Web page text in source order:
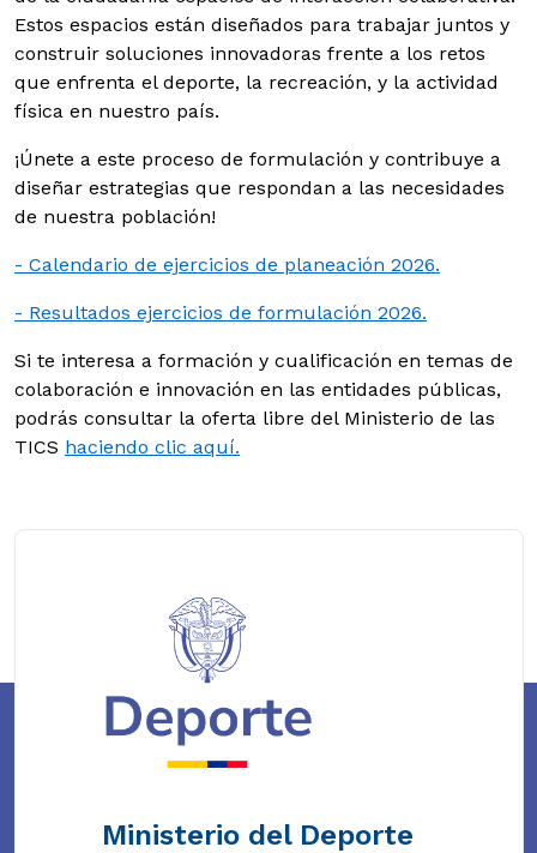
Estos espacios están diseñados para trabajar juntos y
construir soluciones innovadoras frente a los retos
que enfrenta el deporte, la recreación, y la actividad
física en nuestro país.
¡Únete a este proceso de formulación y contribuye a
diseñar estrategias que respondan a las necesidades
de nuestra población!
- Calendario de ejercicios de planeación 2026.
- Resultados ejercicios de formulación 2026.
Si te interesa a formación y cualificación en temas de
colaboración e innovación en las entidades públicas,
podrás consultar la oferta libre del Ministerio de las
TICS haciendo clic aquí.
Ministerio del Deporte